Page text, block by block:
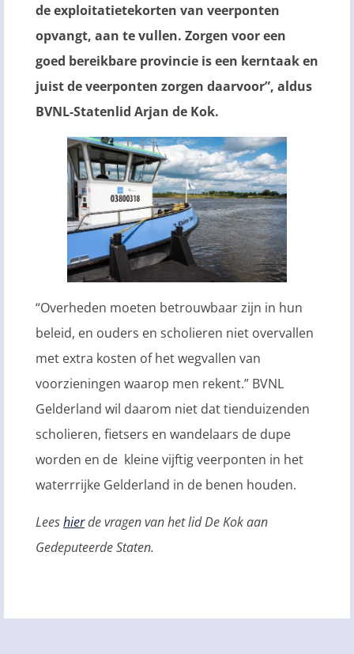
de exploitatietekorten van veerponten
opvangt, aan te vullen. Zorgen voor een
goed bereikbare provincie is een kerntaak en
juist de veerponten zorgen daarvoor”, aldus
BVNL-Statenlid Arjan de Kok.
“Overheden moeten betrouwbaar zijn in hun
beleid, en ouders en scholieren niet overvallen
met extra kosten of het wegvallen van
voorzieningen waarop men rekent.” BVNL
Gelderland wil daarom niet dat tienduizenden
scholieren, fietsers en wandelaars de dupe
worden en de kleine vijftig veerponten in het
waterrrijke Gelderland in de benen houden.
Leeshierde vragen van het lid De Kok aan
Gedeputeerde Staten.